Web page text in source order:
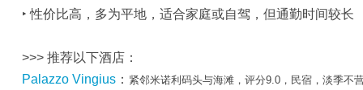
‣ 性价比高，多为平地，适合家庭或自驾，但通勤时间较长
>>> 推荐以下酒店：
Palazzo Vingius ： 紧邻米诺利码头与海滩，评分9.0，民宿，淡季不